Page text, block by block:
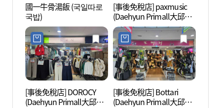
國一牛骨湯飯 (국일따로
국밥)
[事後免稅店] paxmusic
(Daehyun Primall大邱店)
(팍스뮤직 대현프리몰 대
구점)
[事後免稅店] DOROCY
(Daehyun Primall大邱店)
[事後免稅店] Bottari
(Daehyun Primall大邱店)